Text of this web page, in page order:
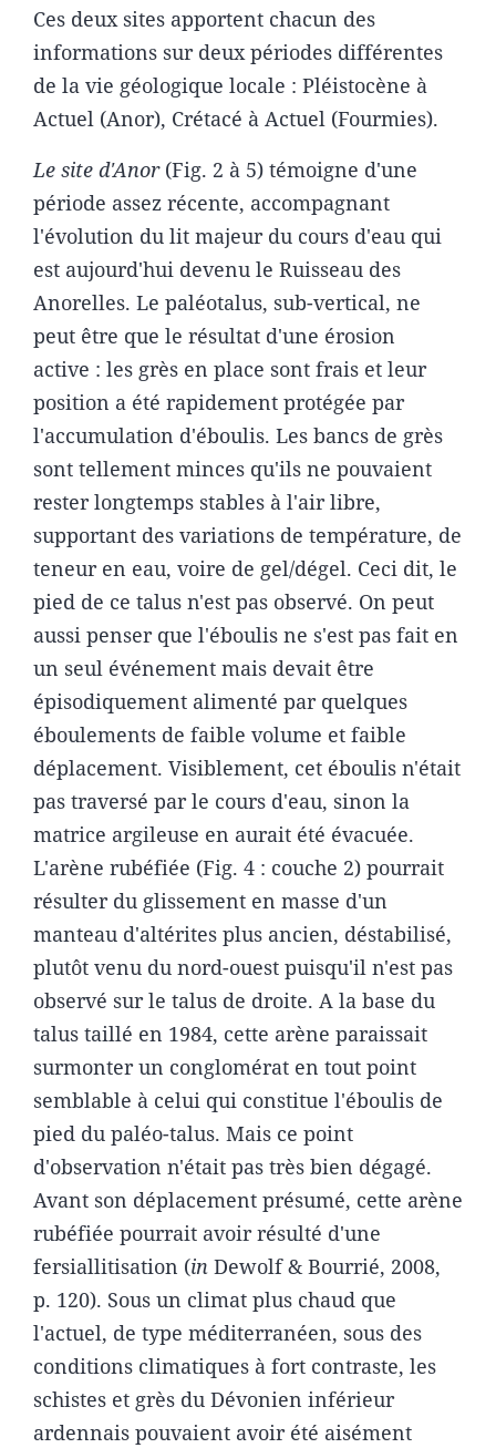
Ces deux sites apportent chacun des
informations sur deux périodes différentes
de la vie géologique locale : Pléistocène à
Actuel (Anor), Crétacé à Actuel (Fourmies).
Le site d'Anor(Fig. 2 à 5) témoigne d'une
période assez récente, accompagnant
l'évolution du lit majeur du cours d'eau qui
est aujourd'hui devenu le Ruisseau des
Anorelles. Le paléotalus, sub-vertical, ne
peut être que le résultat d'une érosion
active : les grès en place sont frais et leur
position a été rapidement protégée par
l'accumulation d'éboulis. Les bancs de grès
sont tellement minces qu'ils ne pouvaient
rester longtemps stables à l'air libre,
supportant des variations de température, de
teneur en eau, voire de gel/dégel. Ceci dit, le
pied de ce talus n'est pas observé. On peut
aussi penser que l'éboulis ne s'est pas fait en
un seul événement mais devait être
épisodiquement alimenté par quelques
éboulements de faible volume et faible
déplacement. Visiblement, cet éboulis n'était
pas traversé par le cours d'eau, sinon la
matrice argileuse en aurait été évacuée.
L'arène rubéfiée (Fig. 4 : couche 2) pourrait
résulter du glissement en masse d'un
manteau d'altérites plus ancien, déstabilisé,
plutôt venu du nord-ouest puisqu'il n'est pas
observé sur le talus de droite. A la base du
talus taillé en 1984, cette arène paraissait
surmonter un conglomérat en tout point
semblable à celui qui constitue l'éboulis de
pied du paléo-talus. Mais ce point
d'observation n'était pas très bien dégagé.
Avant son déplacement présumé, cette arène
rubéfiée pourrait avoir résulté d'une
fersiallitisation (in Dewolf & Bourrié, 2008,
p. 120). Sous un climat plus chaud que
l'actuel, de type méditerranéen, sous des
conditions climatiques à fort contraste, les
schistes et grès du Dévonien inférieur
ardennais pouvaient avoir été aisément